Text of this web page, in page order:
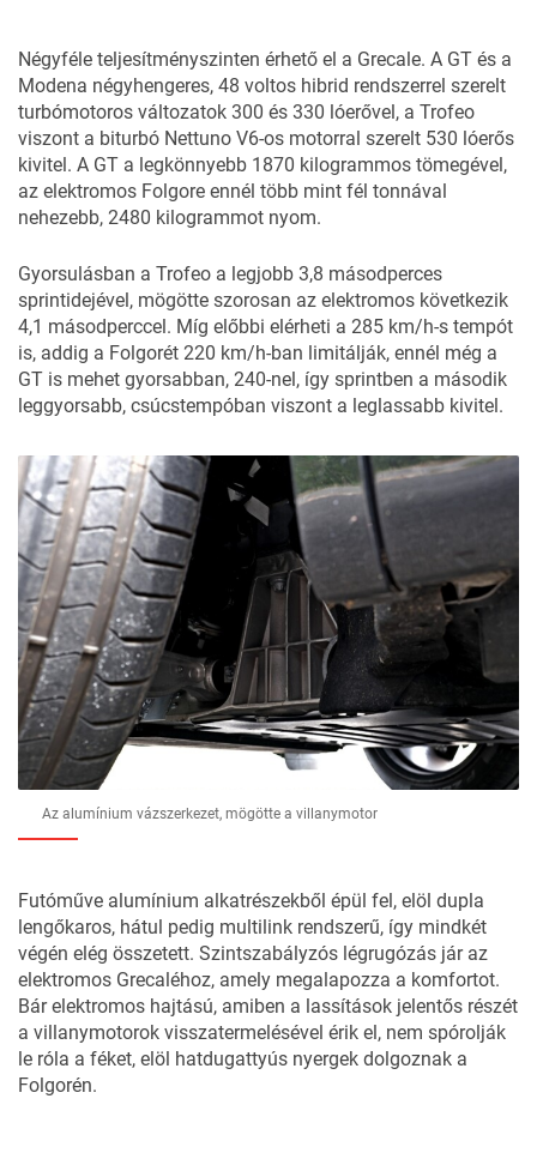
Négyféle teljesítményszinten érhető el a Grecale. A GT és a
Modena négyhengeres, 48 voltos hibrid rendszerrel szerelt
turbómotoros változatok 300 és 330 lóerővel, a Trofeo
viszont a biturbó Nettuno V6-os motorral szerelt 530 lóerős
kivitel. A GT a legkönnyebb 1870 kilogrammos tömegével,
az elektromos Folgore ennél több mint fél tonnával
nehezebb, 2480 kilogrammot nyom.
Gyorsulásban a Trofeo a legjobb 3,8 másodperces
sprintidejével, mögötte szorosan az elektromos következik
4,1 másodperccel. Míg előbbi elérheti a 285 km/h-s tempót
is, addig a Folgorét 220 km/h-ban limitálják, ennél még a
GT is mehet gyorsabban, 240-nel, így sprintben a második
leggyorsabb, csúcstempóban viszont a leglassabb kivitel.
Az alumínium vázszerkezet, mögötte a villanymotor
Futóműve alumínium alkatrészekből épül fel, elöl dupla
lengőkaros, hátul pedig multilink rendszerű, így mindkét
végén elég összetett. Szintszabályzós légrugózás jár az
elektromos Grecaléhoz, amely megalapozza a komfortot.
Bár elektromos hajtású, amiben a lassítások jelentős részét
a villanymotorok visszatermelésével érik el, nem spórolják
le róla a féket, elöl hatdugattyús nyergek dolgoznak a
Folgorén.